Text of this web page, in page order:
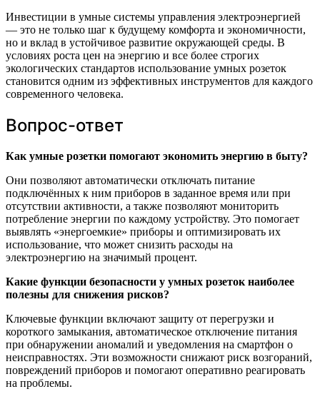
Инвестиции в умные системы управления электроэнергией
— это не только шаг к будущему комфорта и экономичности,
но и вклад в устойчивое развитие окружающей среды. В
условиях роста цен на энергию и все более строгих
экологических стандартов использование умных розеток
становится одним из эффективных инструментов для каждого
современного человека.
Вопрос-ответ
Как умные розетки помогают экономить энергию в быту?
Они позволяют автоматически отключать питание
подключённых к ним приборов в заданное время или при
отсутствии активности, а также позволяют мониторить
потребление энергии по каждому устройству. Это помогает
выявлять «энергоемкие» приборы и оптимизировать их
использование, что может снизить расходы на
электроэнергию на значимый процент.
Какие функции безопасности у умных розеток наиболее
полезны для снижения рисков?
Ключевые функции включают защиту от перегрузки и
короткого замыкания, автоматическое отключение питания
при обнаружении аномалий и уведомления на смартфон о
неисправностях. Эти возможности снижают риск возгораний,
повреждений приборов и помогают оперативно реагировать
на проблемы.